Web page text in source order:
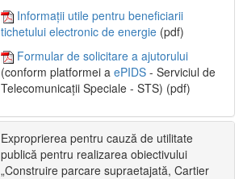
Informații utile pentru beneficiarii
tichetului electronic de energie (pdf)
Formular de solicitare a ajutorului
(conform platformei a ePIDS - Serviciul de
Telecomunicații Speciale - STS) (pdf)
Exproprierea pentru cauză de utilitate
publică pentru realizarea obiectivului
„Construire parcare supraetajată, Cartier